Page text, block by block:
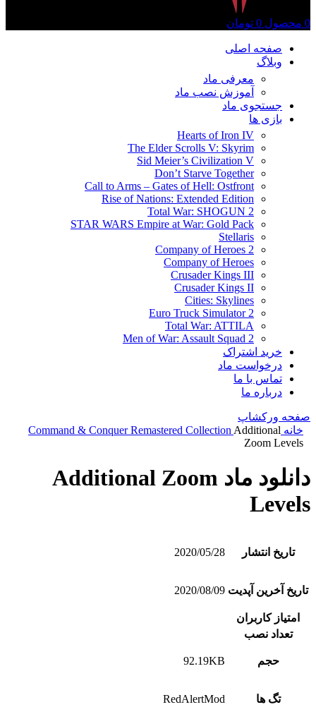
0 محصول 0 تومان
صفحه اصلی
وبلاگ
معرفی ماد
آموزش نصب ماد
جستجوی ماد
بازی ها
Hearts of Iron IV
The Elder Scrolls V: Skyrim
Sid Meier’s Civilization V
Don’t Starve Together
Call to Arms – Gates of Hell: Ostfront
Rise of Nations: Extended Edition
Total War: SHOGUN 2
STAR WARS Empire at War: Gold Pack
Stellaris
Company of Heroes 2
Company of Heroes
Crusader Kings III
Crusader Kings II
Cities: Skylines
Euro Truck Simulator 2
Total War: ATTILA
Men of War: Assault Squad 2
خرید اشتراک
درخواست ماد
تماس با ما
درباره ما
صفحه ورکشاپ
خانه
Command & Conquer Remastered Collection Additional
Zoom Levels
دانلود ماد Additional Zoom
Levels
تاریخ انتشار 2020/05/28
تاریخ آخرین آپدیت 2020/08/09
امتیاز کاربران
تعداد نصب
حجم 92.19KB
تگ ها RedAlertMod